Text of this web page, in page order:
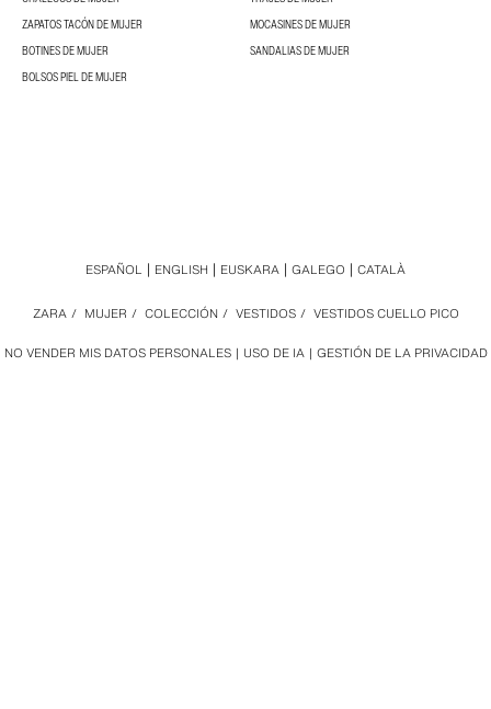
ZAPATOS TACÓN DE MUJER
MOCASINES DE MUJER
BOTINES DE MUJER
SANDALIAS DE MUJER
BOLSOS PIEL DE MUJER
NO VENDER MIS DATOS PERSONALES USO DE IA GESTIÓN DE LA PRIVACIDAD
ZARA / MUJER / COLECCIÓN / VESTIDOS / VESTIDOS CUELLO PICO
ESPAÑOL ENGLISH EUSKARA GALEGO CATALÀ